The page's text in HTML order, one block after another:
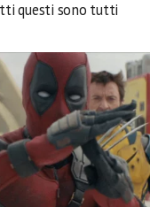
questi sono tutti